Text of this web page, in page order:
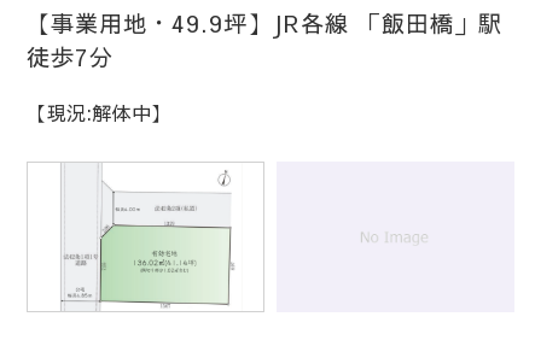
【事業用地・49.9坪】JR各線 「飯田橋」駅
徒歩7分
【現況:解体中】
1/